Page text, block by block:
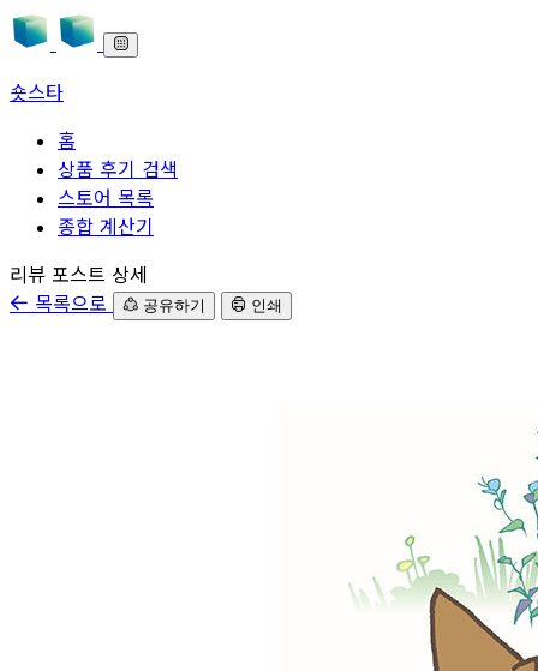
숏스타
홈
상품 후기 검색
스토어 목록
종합 계산기
본문으로 바로가기
리뷰 포스트 상세
목록으로
공유하기 인쇄